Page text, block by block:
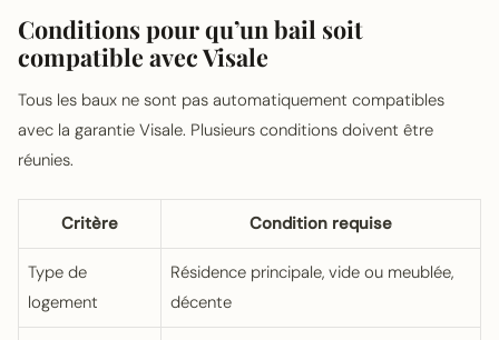
Conditions pour qu’un bail soit
compatible avec Visale
Tous les baux ne sont pas automatiquement compatibles
avec la garantie Visale. Plusieurs conditions doivent être
réunies.
Critère Condition requise
Type de
logement
Résidence principale, vide ou meublée,
décente